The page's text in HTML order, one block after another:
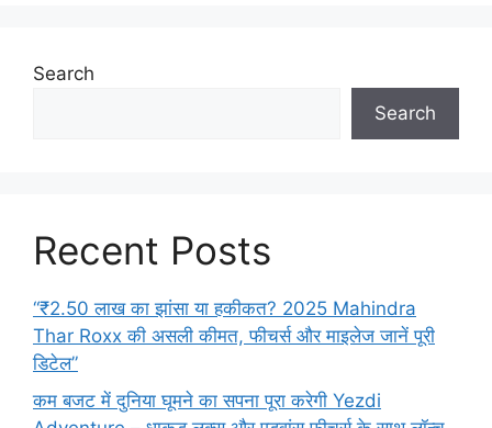
Search
Search
Recent Posts
“₹2.50 लाख का झांसा या हकीकत? 2025 Mahindra
Thar Roxx की असली कीमत, फीचर्स और माइलेज जानें पूरी
डिटेल”
कम बजट में दुनिया घूमने का सपना पूरा करेगी Yezdi